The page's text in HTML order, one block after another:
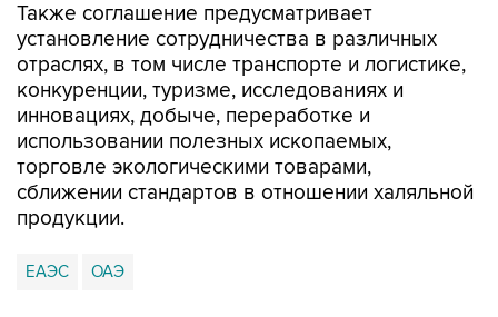
Также соглашение предусматривает
установление сотрудничества в различных
отраслях, в том числе транспорте и логистике,
конкуренции, туризме, исследованиях и
инновациях, добыче, переработке и
использовании полезных ископаемых,
торговле экологическими товарами,
сближении стандартов в отношении халяльной
продукции.
ЕАЭС ОАЭ